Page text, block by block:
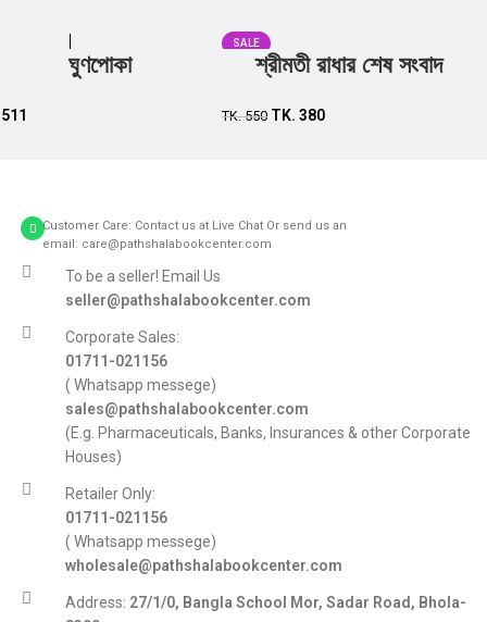
Add to cart
ঘুণপোকা
511
SALE
শ্রীমতী রাধার শেষ সংবাদ
TK.550 TK. 380
Customer Care: Contact us at Live Chat Or send us an
email: care@pathshalabookcenter.com
To be a seller! Email Us
seller@pathshalabookcenter.com
Corporate Sales:
01711-021156
( Whatsapp messege)
sales@pathshalabookcenter.com
(E.g. Pharmaceuticals, Banks, Insurances & other Corporate
Houses)
Retailer Only:
01711-021156
( Whatsapp messege)
wholesale@pathshalabookcenter.com
Address: 27/1/0, Bangla School Mor, Sadar Road, Bhola-